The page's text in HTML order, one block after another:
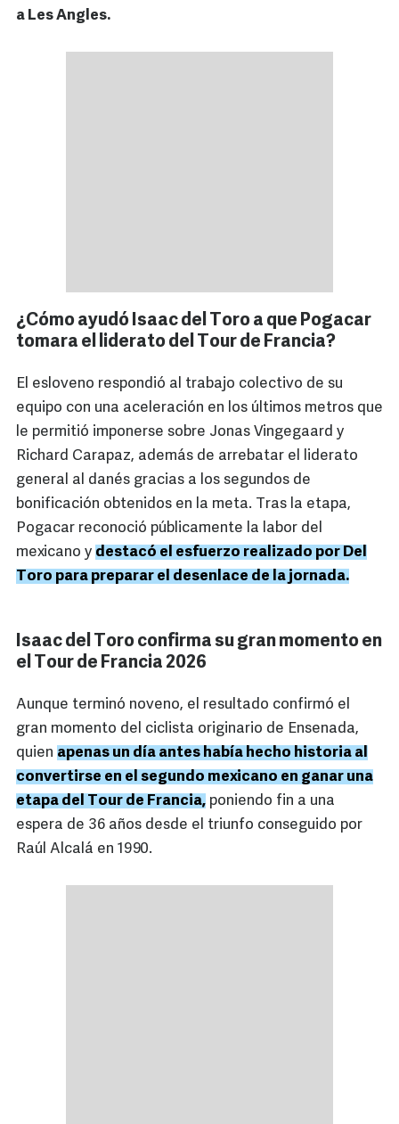
a Les Angles.
¿Cómo ayudó Isaac del Toro a que Pogacar
tomara el liderato del Tour de Francia?
El esloveno respondió al trabajo colectivo de su
equipo con una aceleración en los últimos metros que
le permitió imponerse sobre Jonas Vingegaard y
Richard Carapaz, además de arrebatar el liderato
general al danés gracias a los segundos de
bonificación obtenidos en la meta. Tras la etapa,
Pogacar reconoció públicamente la labor del
mexicano y destacó el esfuerzo realizado por Del
Toro para preparar el desenlace de la jornada.
Isaac del Toro confirma su gran momento en
el Tour de Francia 2026
Aunque terminó noveno, el resultado confirmó el
gran momento del ciclista originario de Ensenada,
quien apenas un día antes había hecho historia al
convertirse en el segundo mexicano en ganar una
etapa del Tour de Francia, poniendo fin a una
espera de 36 años desde el triunfo conseguido por
Raúl Alcalá en 1990.